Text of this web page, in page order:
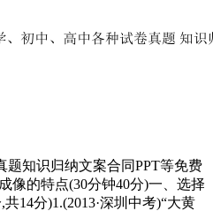
知识归纳文案合同PPT等免费
像的特点(30分钟40分)一、选择
14分)1.(2013·深圳中考)“大黄